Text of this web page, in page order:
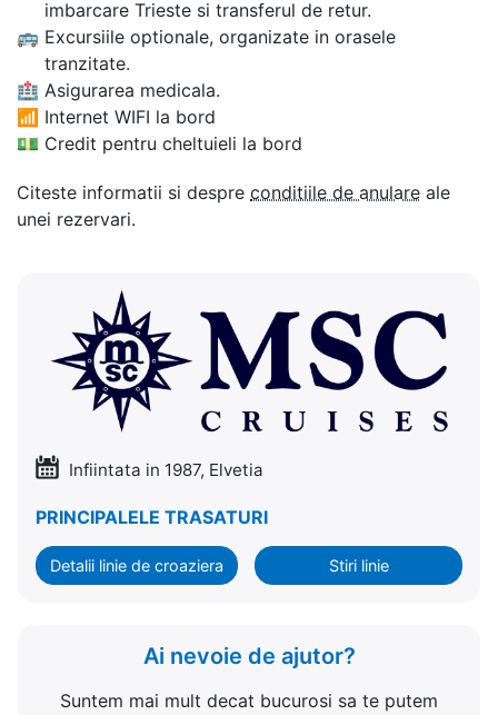
imbarcare Trieste si transferul de retur.
🚌 Excursiile optionale, organizate in orasele
tranzitate.
🏥 Asigurarea medicala.
📶 Internet WIFI la bord
💵 Credit pentru cheltuieli la bord
Citeste informatii si despre conditiile de anulare ale
unei rezervari.
Infiintata in 1987, Elvetia
PRINCIPALELE TRASATURI
Detalii linie de croaziera Stiri linie
Ai nevoie de ajutor?
Suntem mai mult decat bucurosi sa te putem